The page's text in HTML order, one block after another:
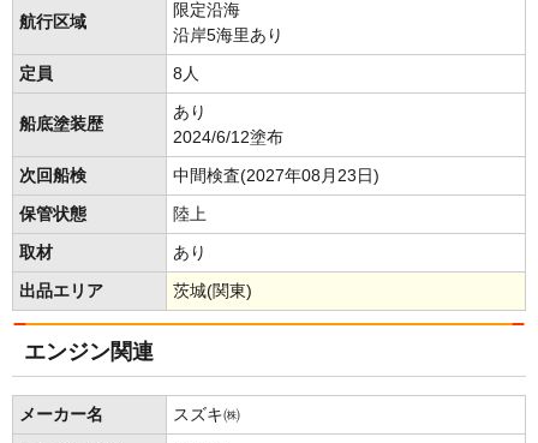
航行区域
限定沿海
沿岸5海里あり
定員 8人
船底塗装歴
あり
2024/6/12塗布
次回船検 中間検査(2027年08月23日)
保管状態 陸上
取材 あり
出品エリア 茨城(関東)
エンジン関連
メーカー名 スズキ㈱